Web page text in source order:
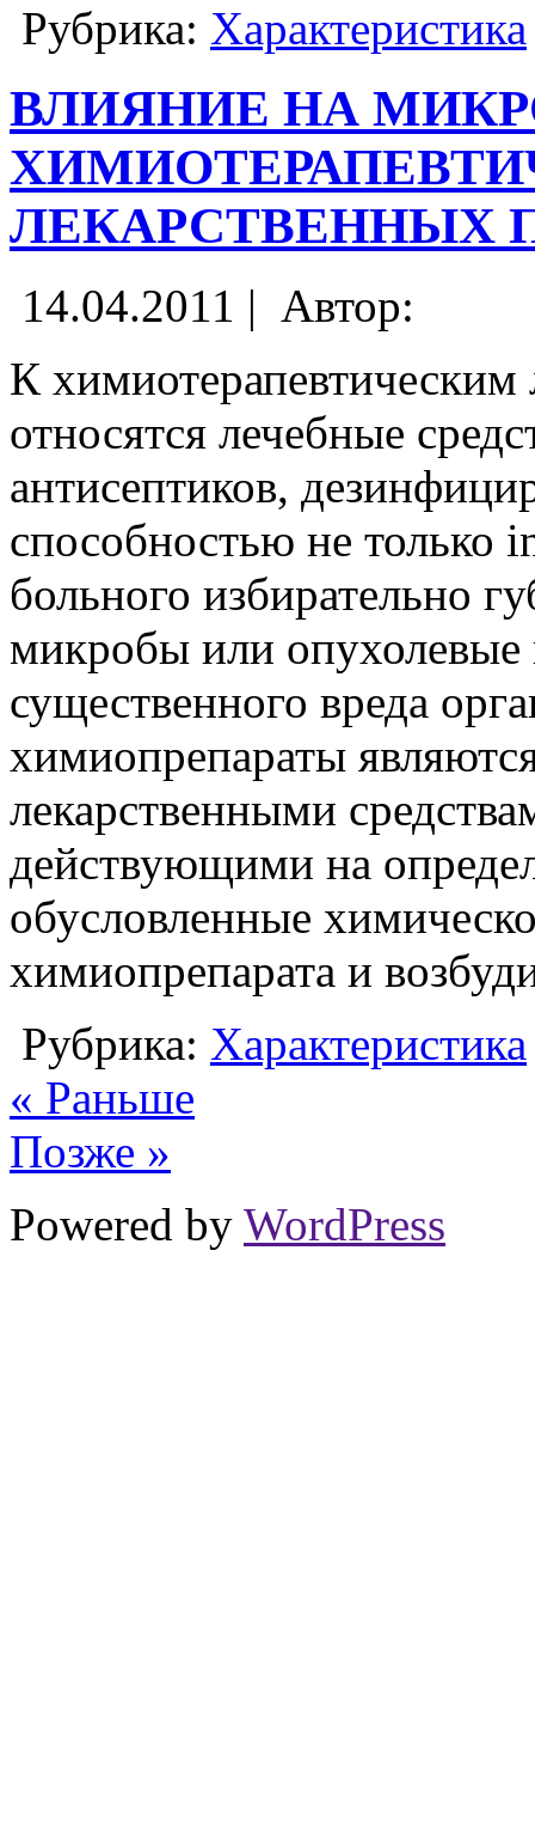
Рубрика: Характеристика
ВЛИЯНИЕ НА
ЛЕКАРСТВЕННЫХ
14.04.2011 | Автор:
К химиотерапевтическим
относятся лечебные
антисептиков,
способностью не только
больного избирательно
микробы или опухолевые
существенного вреда
химиопрепараты
лекарственными
действующими на
обусловленные
химиопрепарата и
Рубрика: Характеристика
« Раньше
Позже »
Powered by WordPress